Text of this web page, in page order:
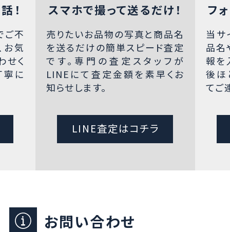
！
ご不
お気
せく
寧に
スマホで撮って送るだけ！
売りたいお品物の写真と商品名
を送るだけの簡単スピード査定
です。専門の査定スタッフが
LINEにて査定金額を素早くお
知らせします。
LINE査定はコチラ
フ
当サ
品名
報を
後ほ
てご
お問い合わせ